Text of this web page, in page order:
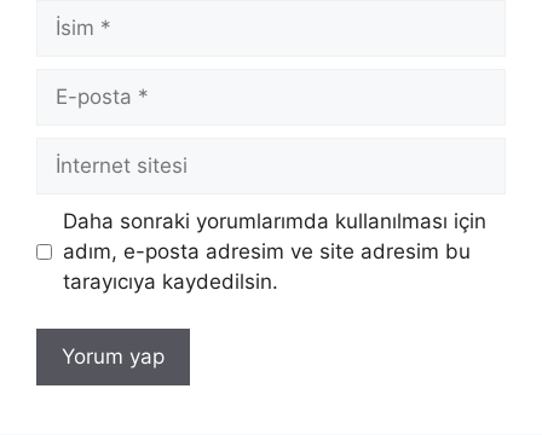
İsim
posta
İnternet
Daha sonraki yorumlarımda kullanılması için
adım, e-posta adresim ve site adresim bu
tarayıcıya kaydedilsin.